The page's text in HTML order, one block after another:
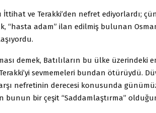
ve Terakki’den nefret ediyorlardı;
“hasta adam” ilan edilmiş bulunan
demek, Batılıların bu ülke üzerindeki
sevmemeleri bundan ötürüydü.
nefretinin derecesi konusunda
bunun bir çeşit “Saddamlaştırma”